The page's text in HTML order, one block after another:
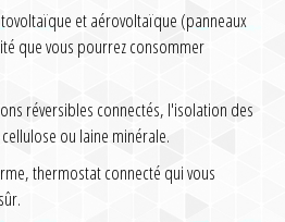
et aérovoltaïque (panneaux
que vous pourrez consommer
réversibles connectés, l'isolation des
ou laine minérale.
thermostat connecté qui vous